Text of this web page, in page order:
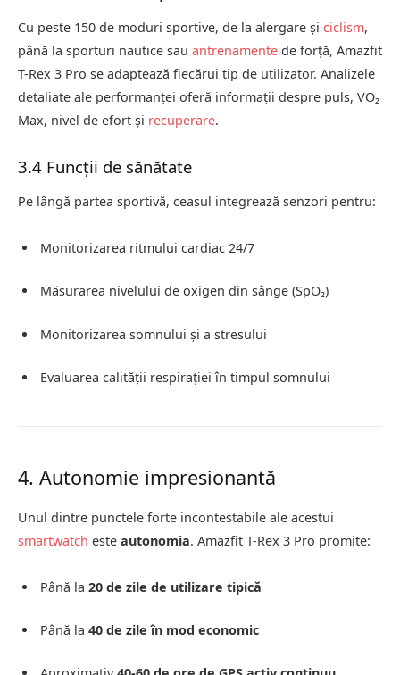
Cu peste 150 de moduri sportive, de la alergare și ciclism,
până la sporturi nautice sau antrenamente de forță, Amazfit
T-Rex 3 Pro se adaptează fiecărui tip de utilizator. Analizele
detaliate ale performanței oferă informații despre puls, VO₂
Max, nivel de efort și recuperare.
3.4 Funcții de sănătate
Pe lângă partea sportivă, ceasul integrează senzori pentru:
Monitorizarea ritmului cardiac 24/7
Măsurarea nivelului de oxigen din sânge (SpO₂)
Monitorizarea somnului și a stresului
Evaluarea calității respirației în timpul somnului
4. Autonomie impresionantă
Unul dintre punctele forte incontestabile ale acestui
smartwatch este autonomia. Amazfit T-Rex 3 Pro promite:
Până la 20 de zile de utilizare tipică
Până la 40 de zile în mod economic